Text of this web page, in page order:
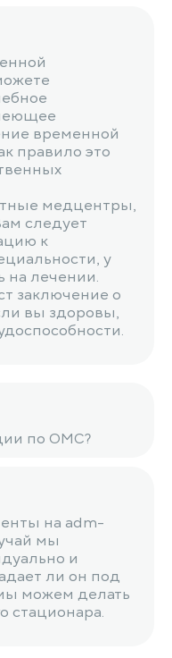
временной
правило это
медцентры,
следует
к
у
на лечении.
заключение о
вы здоровы,
по ОМС?
на adm-
мы
и
ли он под
можем делать
стационара.